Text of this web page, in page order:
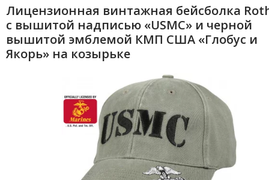
Лицензионная винтажная бейсболка
с вышитой надписью «USMC» и черной
вышитой эмблемой КМП США «Глобус и
Якорь» на козырьке